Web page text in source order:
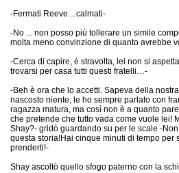
-Fermati Reeve…calmati-
-No ... non posso più tollerare un simile
molta meno convinzione di quanto avrebbe
-Cerca di capire, è stravolta, lei non si
trovarsi per casa tutti questi fratelli…-
-Beh è ora che lo accetti. Sapeva della
nascosto niente, le ho sempre parlato con
ragazza matura, ma così non è a quanto
che pretende che tutto vada come vuole lei!
Shay?- gridò guardando su per le scale -
questa storia!Hai cinque minuti di tempo per
prenderti!-
Shay ascoltò quello sfogo paterno con la